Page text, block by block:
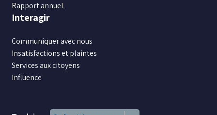
Rapport annuel
Interagir
Communiquer avec nous
Insatisfactions et plaintes
Services aux citoyens
Influence